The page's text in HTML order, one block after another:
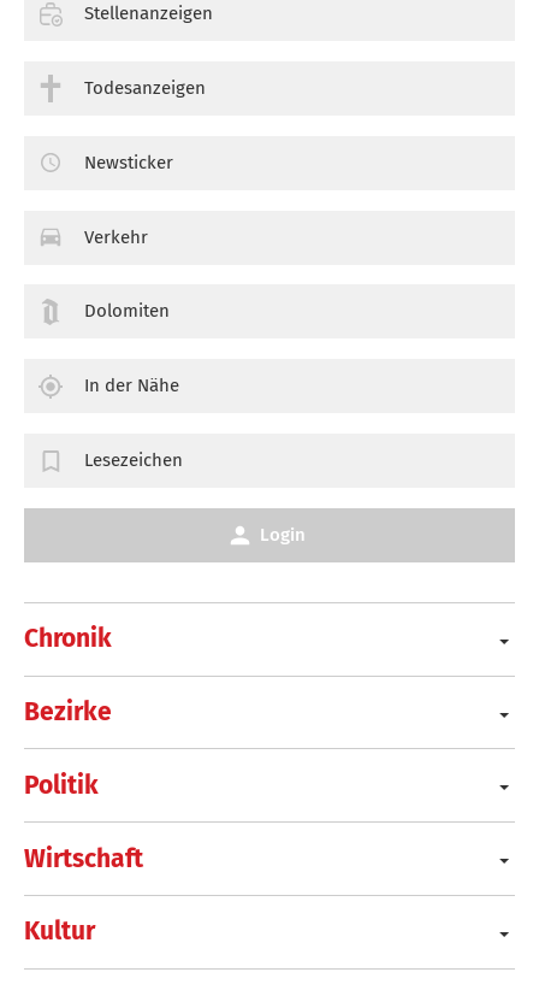
Chronik
Bezirke
Politik
Wirtschaft
Kultur
Stellenanzeigen
Todesanzeigen
Newsticker
Verkehr
Dolomiten
In der Nähe
Lesezeichen
Login